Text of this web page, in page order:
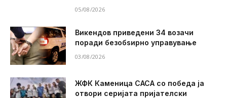
05/08/2026
Викендов приведени 34 возачи
поради безобѕирно управување
03/08/2026
ЖФК Каменица САСА со победа ја
отвори серијата пријателски